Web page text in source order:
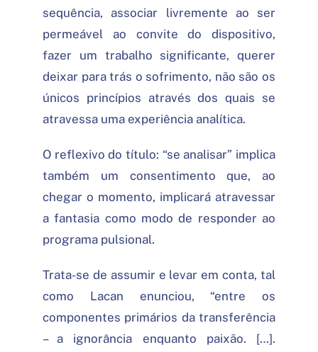
sequência, associar livremente ao ser
permeável ao convite do dispositivo,
fazer um trabalho significante, querer
deixar para trás o sofrimento, não são os
únicos princípios através dos quais se
atravessa uma experiência analítica.
O reflexivo do título: “se analisar” implica
também um consentimento que, ao
chegar o momento, implicará atravessar
a fantasia como modo de responder ao
programa pulsional.
Trata-se de assumir e levar em conta, tal
como Lacan enunciou, “entre os
componentes primários da transferência
– a ignorância enquanto paixão. […].